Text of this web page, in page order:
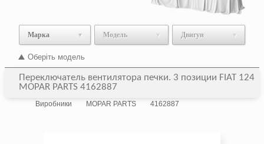
Марка Модель Двигун
Оберіть модель
Переключатель вентилятора печки. 3 позиции FIAT 124
MOPAR PARTS 4162887
Виробники MOPAR PARTS 4162887